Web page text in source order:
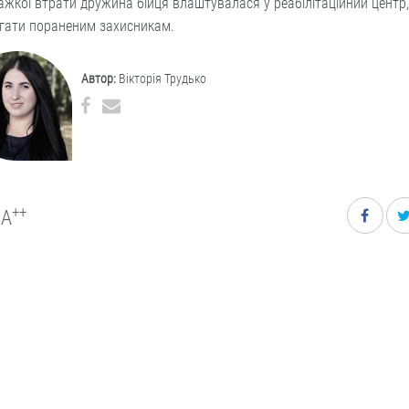
пораненим захисникам.
Автор: Вікторія Трудько
A++